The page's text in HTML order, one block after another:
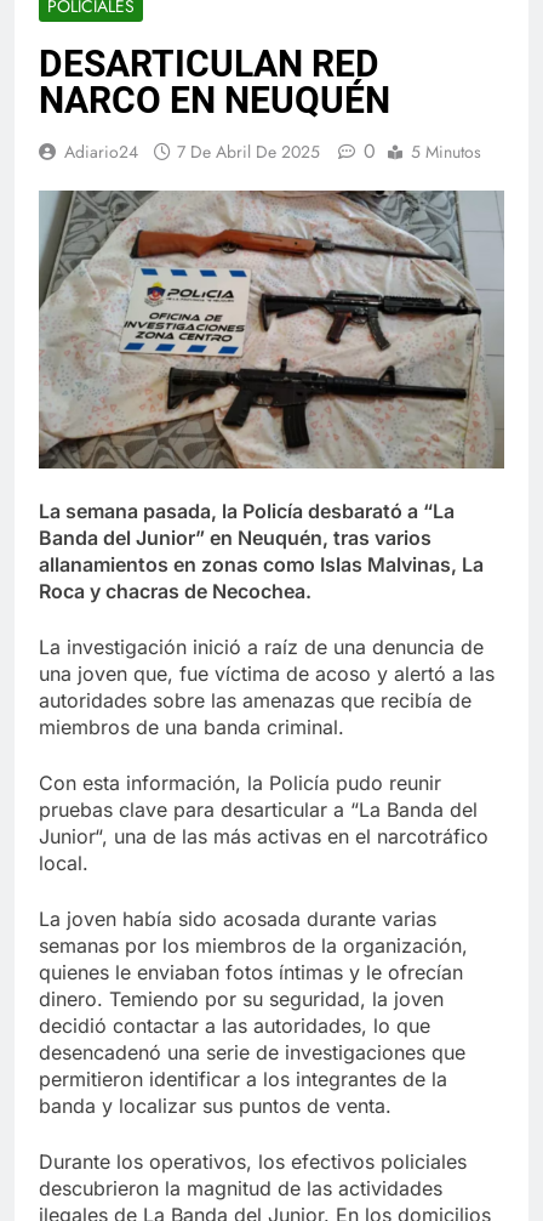
POLICIALES
DESARTICULAN RED
NARCO EN NEUQUÉN
Adiario24 7 De Abril De 2025 0 5 Minutos
La semana pasada, la Policía desbarató a “La
Banda del Junior” en Neuquén, tras varios
allanamientos en zonas como Islas Malvinas, La
Roca y chacras de Necochea.
La investigación inició a raíz de una denuncia de
una joven que, fue víctima de acoso y alertó a las
autoridades sobre las amenazas que recibía de
miembros de una banda criminal.
Con esta información, la Policía pudo reunir
pruebas clave para desarticular a “La Banda del
Junior“, una de las más activas en el narcotráfico
local.
La joven había sido acosada durante varias
semanas por los miembros de la organización,
quienes le enviaban fotos íntimas y le ofrecían
dinero. Temiendo por su seguridad, la joven
decidió contactar a las autoridades, lo que
desencadenó una serie de investigaciones que
permitieron identificar a los integrantes de la
banda y localizar sus puntos de venta.
Durante los operativos, los efectivos policiales
descubrieron la magnitud de las actividades
ilegales de La Banda del Junior. En los domicilios